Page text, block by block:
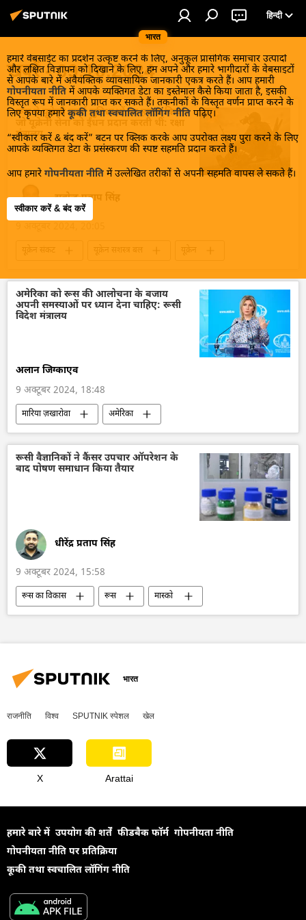
भारत
हिन्दी
हमारे वेबसाईट का प्रदर्शन उत्कृष्ट करने के लिए, अनुकूल प्रासंगिक समाचार उत्पादों
और लक्षित विज्ञापन को दिखाने के लिए, हम अपने और हमारे भागीदारों के वेबसाइटों
से आपके बारे में अवैयक्तिक व्यावसायिक जानकारी एकत्र करते हैं। आप हमारी
गोपनीयता नीति में आपके व्यक्तिगत डेटा का इस्तेमाल कैसे किया जाता है, इसकी
विस्तृत रूप में जानकारी प्राप्त कर सकते हैं। तकनीकों के विस्तृत वर्णन प्राप्त करने के
लिए कृपया हमारे कूकी तथा स्वचालित लॉगिंग नीति पढ़िए।
“स्वीकार करें & बंद करें” बटन पर क्लिक करके आप उपरोक्त लक्ष्य पुरा करने के लिए
आपके व्यक्तिगत डेटा के प्रसंस्करण की स्पष्ट सहमति प्रदान करते हैं।
आप हमारे गोपनीयता नीति में उल्लेखित तरीकों से अपनी सहमति वापस ले सकते हैं।
स्वीकार करें & बंद करें
खबरें - 09.10.2024
रूस ने यूक्रेनी ऊर्जा सुविधाओं पर हमला किया
जो यूक्रेनी सेना को ईंधन प्रदान करती थीं: रक्षा
मंत्रालय
सत्येन्द्र प्रताप सिंह
यूक्रेन संकट यूक्रेन सशस्त्र बल
यूक्रेन
ऊर्जा क्षेत्र
सुरक्षा बल
सैन्य तकनीकी सहयोग
रूसी सैन्य तकनीक
सैन्य सहायता
अमेरिका को रूस की आलोचना के बजाय
अपनी समस्याओं पर ध्यान देना चाहिए: रूसी
विदेश मंत्रालय
अलान जिग्काएव
9 अक्टूबर 2024, 18:48
मारिया ज़खारोवा
अमेरिका
रूसी विदेश मंत्रालय
विदेश मंत्रालय
सामूहिक पश्चिम
यूक्रेन राजनीति
रूसी वैज्ञानिकों ने कैंसर उपचार ऑपरेशन के
बाद पोषण समाधान किया तैयार
धीरेंद्र प्रताप सिंह
9 अक्टूबर 2024, 15:58
रूस का विकास रूस
मास्को
विज्ञान एवं प्रौद्योगिकी
तकनीकी विकास
भारत
राजनीति विश्व SPUTNIK स्पेशल खेल
X Arattai
हमारे बारे में उपयोग की शर्तें फीडबैक फॉर्म गोपनीयता नीति
गोपनीयता नीति पर प्रतिक्रिया
कूकी तथा स्वचालित लॉगिंग नीति